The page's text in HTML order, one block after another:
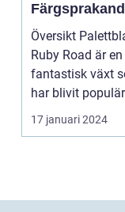
Skapelse För
Trädgården
Översikt Palettblad
Ruby Road är en
fantastisk växt
har blivit populär
17 januari 2024